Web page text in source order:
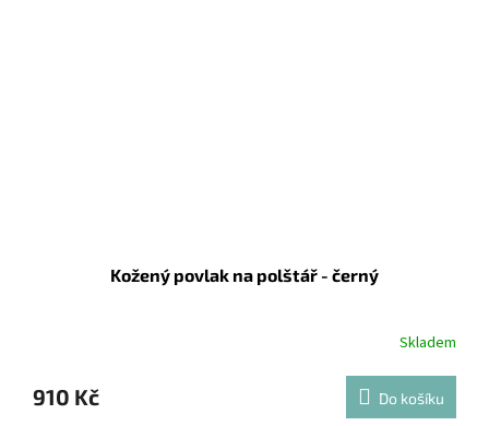
Kožený povlak na polštář - černý
Skladem
910 Kč Do košíku